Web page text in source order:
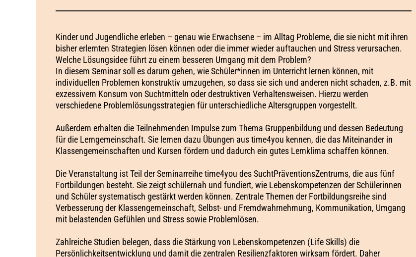
Kinder und Jugendliche erleben – genau wie Erwachsene – im Alltag Probleme, die sie nicht mit ihren
bisher erlernten Strategien lösen können oder die immer wieder auftauchen und Stress verursachen.
Welche Lösungsidee führt zu einem besseren Umgang mit dem Problem?
In diesem Seminar soll es darum gehen, wie Schüler*innen im Unterricht lernen können, mit
individuellen Problemen konstruktiv umzugehen, so dass sie sich und anderen nicht schaden, z.B. mit
exzessivem Konsum von Suchtmitteln oder destruktiven Verhaltensweisen. Hierzu werden
verschiedene Problemlösungsstrategien für unterschiedliche Altersgruppen vorgestellt.
Außerdem erhalten die Teilnehmenden Impulse zum Thema Gruppenbildung und dessen Bedeutung
für die Lerngemeinschaft. Sie lernen dazu Übungen aus time4you kennen, die das Miteinander in
Klassengemeinschaften und Kursen fördern und dadurch ein gutes Lernklima schaffen können.
Die Veranstaltung ist Teil der Seminarreihe time4you des SuchtPräventionsZentrums, die aus fünf
Fortbildungen besteht. Sie zeigt schülernah und fundiert, wie Lebenskompetenzen der Schülerinnen
und Schüler systematisch gestärkt werden können. Zentrale Themen der Fortbildungsreihe sind
Verbesserung der Klassengemeinschaft, Selbst- und Fremdwahrnehmung, Kommunikation, Umgang
mit belastenden Gefühlen und Stress sowie Problemlösen.
Zahlreiche Studien belegen, dass die Stärkung von Lebenskompetenzen (Life Skills) die
Persönlichkeitsentwicklung​ und damit die zentralen Resilienzfaktoren wirksam fördert. Daher